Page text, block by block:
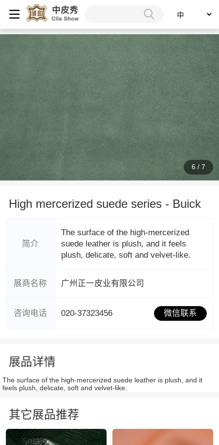
6 /7
High mercerized suede series - Buick
简介
The surface of the high-mercerized
suede leather is plush, and it feels
plush, delicate, soft and velvet-like.
展商名称 广州正一皮业有限公司
咨询电话 020-37323456 微信联系
展品详情
The surface of the high-mercerized suede leather is plush, and it
feels plush, delicate, soft and velvet-like.
其它展品推荐